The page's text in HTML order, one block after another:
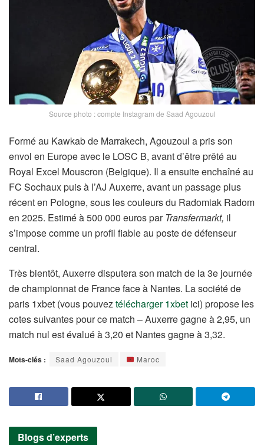
Source photo : compte Instagram de Saad Agouzoul
Formé au Kawkab de Marrakech, Agouzoul a pris son
envol en Europe avec le LOSC B, avant d’être prêté au
Royal Excel Mouscron (Belgique). Il a ensuite enchaîné au
FC Sochaux puis à l’AJ Auxerre, avant un passage plus
récent en Pologne, sous les couleurs du Radomiak Radom
en 2025. Estimé à 500 000 euros par Transfermarkt, il
s’impose comme un profil fiable au poste de défenseur
central.
Très bientôt, Auxerre disputera son match de la 3e journée
de championnat de France face à Nantes. La société de
paris 1xbet (vous pouveztélécharger 1xbet ici) propose les
cotes suivantes pour ce match – Auxerre gagne à 2,95, un
match nul est évalué à 3,20 et Nantes gagne à 3,32.
Mots-clés : Saad Agouzoul Maroc
Blogs d’experts